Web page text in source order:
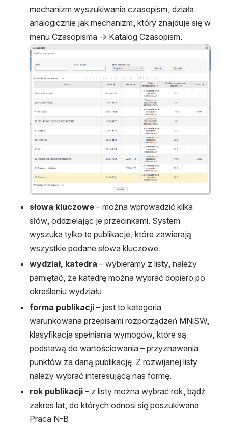
mechanizm wyszukiwania czasopism, działa
analogicznie jak mechanizm, który znajduje się w
menu Czasopisma -> Katalog Czasopism.
Otwórz
słowa kluczowe – można wprowadzić kilka
słów, oddzielając je przecinkami. System
wyszuka tylko te publikacje, które zawierają
wszystkie podane słowa kluczowe.
wydział, katedra – wybieramy z listy, należy
pamiętać, że katedrę można wybrać dopiero po
określeniu wydziału.
forma publikacji – jest to kategoria
warunkowana przepisami rozporządzeń MNiSW,
klasyfikacja spełniania wymogów, które są
podstawą do wartościowania – przyznawania
punktów za daną publikację. Z rozwijanej listy
należy wybrać interesującą nas formę.
rok publikacji – z listy można wybrać rok, bądź
zakres lat, do których odnosi się poszukiwana
Praca N-B